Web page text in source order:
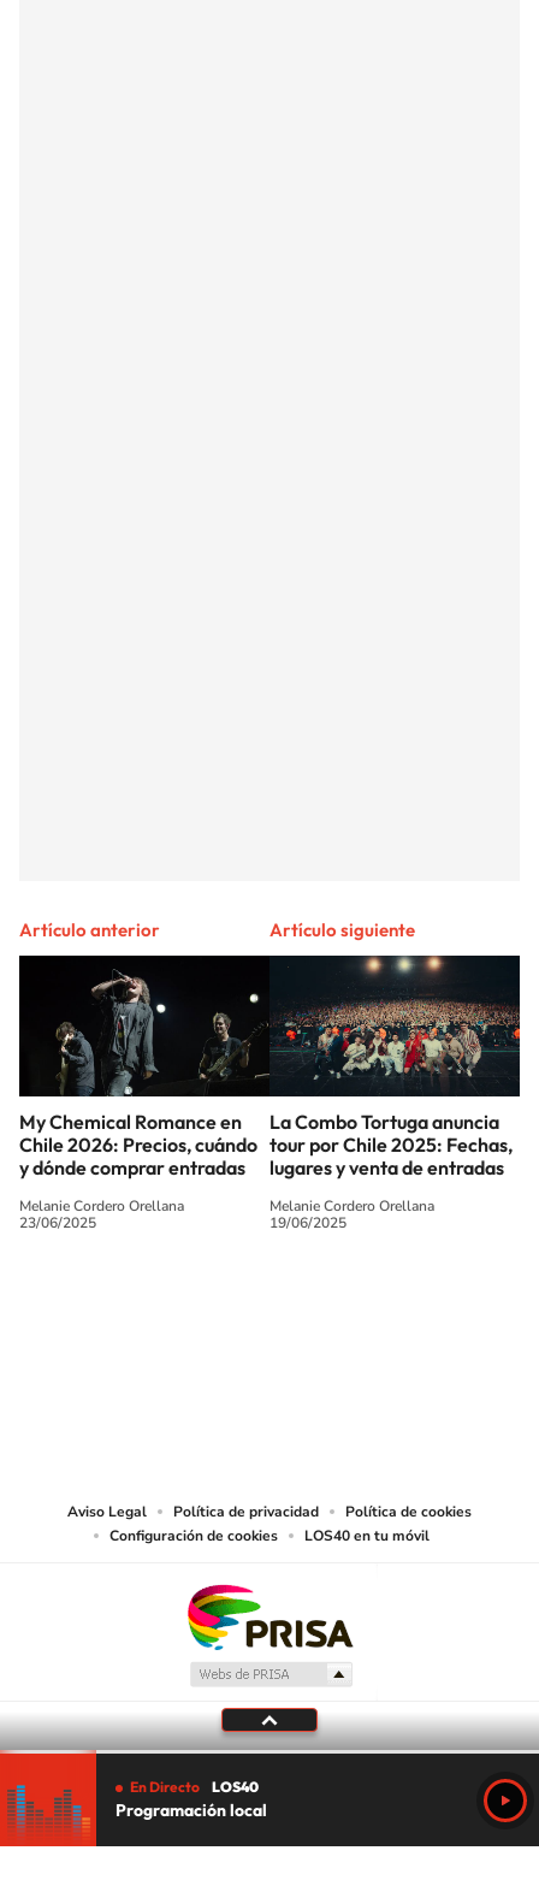
Artículo anterior
My Chemical Romance en
Chile 2026: Precios, cuándo
y dónde comprar entradas
Melanie Cordero Orellana
23/06/2025
Artículo siguiente
La Combo Tortuga anuncia
tour por Chile 2025: Fechas,
lugares y venta de entradas
Melanie Cordero Orellana
19/06/2025
Aviso Legal Política de privacidad
Política de cookies
Configuración de cookies
LOS40 en tu móvil
En Directo LOS40
Programación local